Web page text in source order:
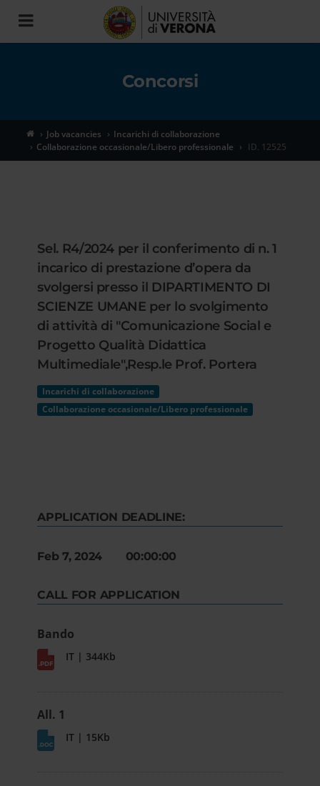
Toggle
navigation
Concorsi
Job vacancies
Incarichi di collaborazione
Collaborazione occasionale/Libero professionale
ID. 12525
Sel. R4/2024 per il conferimento di n. 1
incarico di prestazione d’opera da
svolgersi presso il DIPARTIMENTO DI
SCIENZE UMANE per lo svolgimento
di attività di "Comunicazione Social e
Progetto Qualità Didattica
Multimediale",Resp.le Prof. Portera
Incarichi di collaborazione
Collaborazione occasionale/Libero professionale
APPLICATION DEADLINE:
Feb 7, 2024 00:00:00
CALL FOR APPLICATION
Bando
IT | 344Kb
All. 1
IT | 15Kb